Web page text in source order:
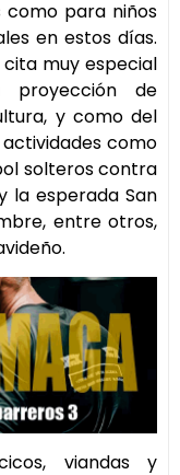
como para niños
en estos días.
muy especial
de
y como del
como
solteros contra
la esperada San
entre otros,
viandas y